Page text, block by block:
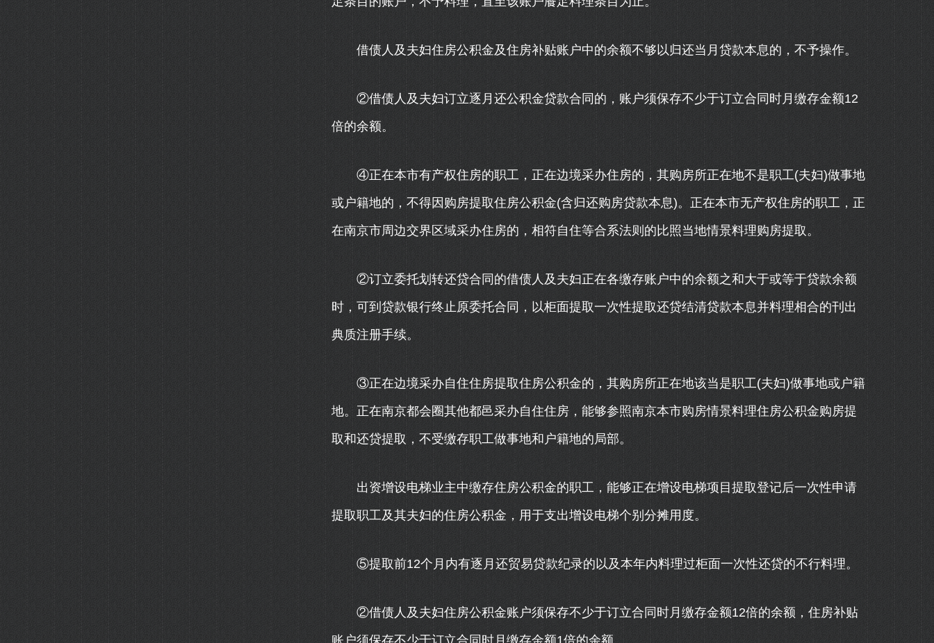
借债人及夫妇住房公积金及住房补贴账户中的余额不够以归还当月贷款本息的，不予操作。
②借债人及夫妇订立逐月还公积金贷款合同的，账户须保存不少于订立合同时月缴存金额12
倍的余额。
④正在本市有产权住房的职工，正在边境采办住房的，其购房所正在地不是职工(夫妇)做事地
或户籍地的，不得因购房提取住房公积金(含归还购房贷款本息)。正在本市无产权住房的职工，正
在南京市周边交界区域采办住房的，相符自住等合系法则的比照当地情景料理购房提取。
②订立委托划转还贷合同的借债人及夫妇正在各缴存账户中的余额之和大于或等于贷款余额
时，可到贷款银行终止原委托合同，以柜面提取一次性提取还贷结清贷款本息并料理相合的刊出
典质注册手续。
③正在边境采办自住住房提取住房公积金的，其购房所正在地该当是职工(夫妇)做事地或户籍
地。正在南京都会圈其他都邑采办自住住房，能够参照南京本市购房情景料理住房公积金购房提
取和还贷提取，不受缴存职工做事地和户籍地的局部。
出资增设电梯业主中缴存住房公积金的职工，能够正在增设电梯项目提取登记后一次性申请
提取职工及其夫妇的住房公积金，用于支出增设电梯个别分摊用度。
⑤提取前12个月内有逐月还贸易贷款纪录的以及本年内料理过柜面一次性还贷的不行料理。
②借债人及夫妇住房公积金账户须保存不少于订立合同时月缴存金额12倍的余额，住房补贴
账户须保存不少于订立合同时月缴存金额1倍的余额。